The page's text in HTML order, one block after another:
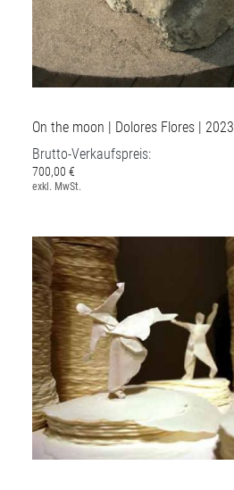
On the moon | Dolores Flores | 2023
Brutto-Verkaufspreis:
700,00 €
exkl. MwSt.